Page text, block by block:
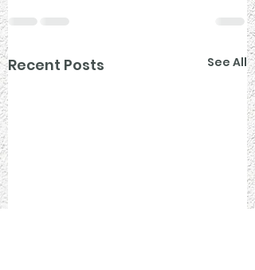
Recent Posts See All